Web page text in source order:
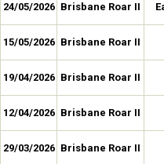
24/05/2026 Brisbane Roar II
15/05/2026 Brisbane Roar II
19/04/2026 Brisbane Roar II
12/04/2026 Brisbane Roar II
29/03/2026 Brisbane Roar II